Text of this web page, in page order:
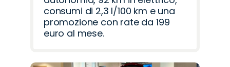
consumi di 2,3 l/100 km e una
promozione con rate da 199
euro al mese.